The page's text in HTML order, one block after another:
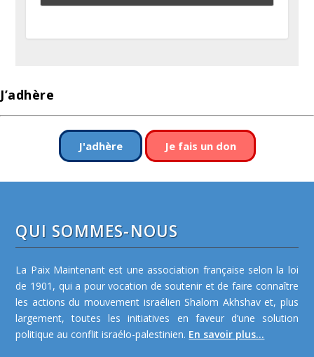
J’adhère
J'adhère Je fais un don
QUI SOMMES-NOUS
La Paix Maintenant est une association française selon la loi
de 1901, qui a pour vocation de soutenir et de faire connaître
les actions du mouvement israélien Shalom Akhshav et, plus
largement, toutes les initiatives en faveur d’une solution
politique au conflit israélo-palestinien. En savoir plus...